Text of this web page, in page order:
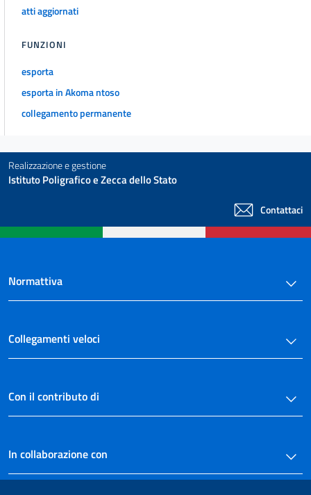
atti aggiornati
FUNZIONI
esporta
esporta in Akoma ntoso
collegamento permanente
Realizzazione e gestione
Istituto Poligrafico e Zecca dello Stato
Contattaci
Normattiva
Collegamenti veloci
Con il contributo di
In collaborazione con